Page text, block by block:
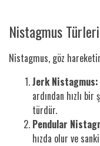
Nistagmus Türleri
Nistagmus, göz
Jerk Nistagmus:
ardından hızlı bir
türdür.
Pendular
hızda olur ve